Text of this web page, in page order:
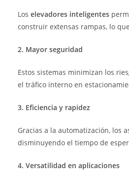
Los elevadores inteligentes
construir extensas rampas, lo
2. Mayor seguridad
Estos sistemas minimizan los
el tráfico interno en
3. Eficiencia y rapidez
Gracias a la automatización, los
disminuyendo el tiempo de
4. Versatilidad en aplicaciones